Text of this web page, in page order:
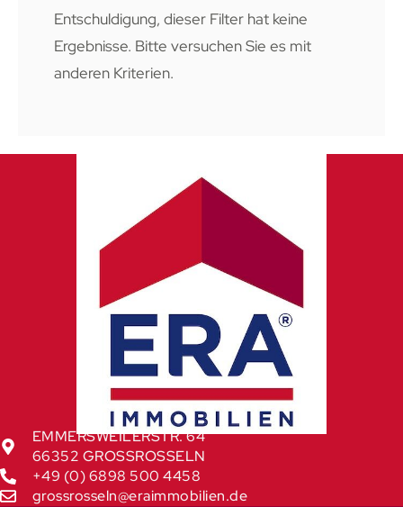
Entschuldigung, dieser Filter hat keine
Ergebnisse. Bitte versuchen Sie es mit
anderen Kriterien.
EMMERSWEILERSTR. 64
66352 GROSSROSSELN
+49 (0) 6898 500 4458
grossrosseln@eraimmobilien.de